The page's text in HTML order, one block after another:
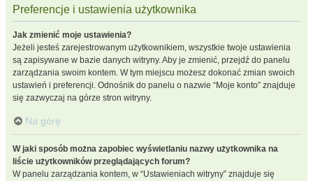
Preferencje i ustawienia użytkownika
Jak zmienić moje ustawienia?
Jeżeli jesteś zarejestrowanym użytkownikiem, wszystkie twoje ustawienia
są zapisywane w bazie danych witryny. Aby je zmienić, przejdź do panelu
zarządzania swoim kontem. W tym miejscu możesz dokonać zmian swoich
ustawień i preferencji. Odnośnik do panelu o nazwie “Moje konto” znajduje
się zazwyczaj na górze stron witryny.
Na górę
W jaki sposób można zapobiec wyświetlaniu nazwy użytkownika na
liście użytkowników przeglądających forum?
W panelu zarządzania kontem, w “Ustawieniach witryny” znajduje się